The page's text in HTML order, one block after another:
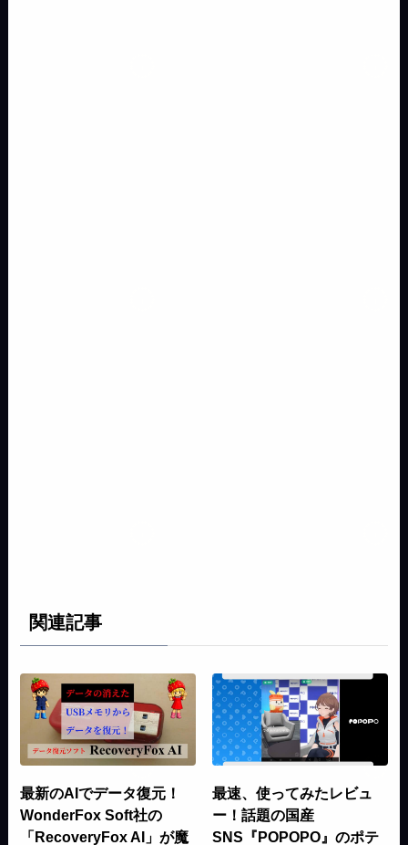
関連記事
最新のAIでデータ復元！
WonderFox Soft社の
「RecoveryFox AI」が魔
最速、使ってみたレビュ
ー！話題の国産
SNS『POPOPO』のポテ